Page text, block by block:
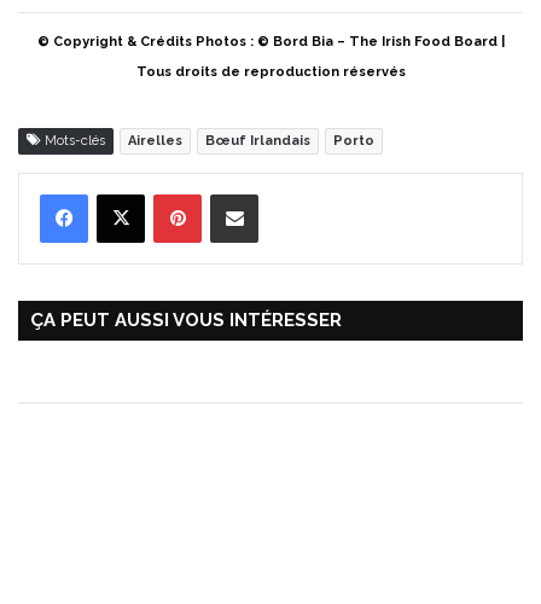
© Copyright & Crédits Photos : © Bord Bia – The Irish Food Board |
Tous droits de reproduction réservés
Mots-clés Airelles Bœuf Irlandais Porto
ÇA PEUT AUSSI VOUS INTÉRESSER